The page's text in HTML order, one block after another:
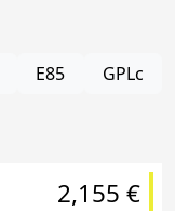
E85 GPLc
2,155 €